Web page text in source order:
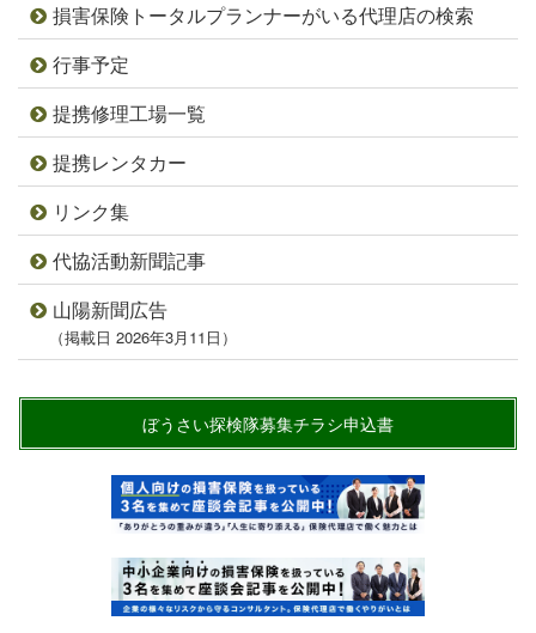
損害保険トータルプランナーがいる代理店の検索
行事予定
提携修理工場一覧
提携レンタカー
リンク集
代協活動新聞記事
山陽新聞広告
（掲載日 2026年3月11日）
ぼうさい探検隊募集チラシ申込書